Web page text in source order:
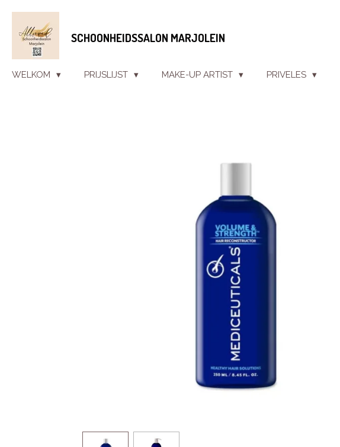
Ga
direct
naar
SCHOONHEIDSSALON MARJOLEIN
WELKOM PRIJSLIJST MAKE-UP ARTIST PRIVELES